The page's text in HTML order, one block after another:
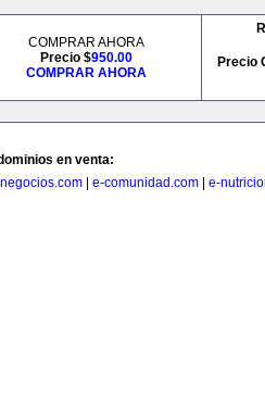
COMPRAR AHORA
Precio $950.00
COMPRAR AHORA
Precio
en venta:
e-comunidad.com e-